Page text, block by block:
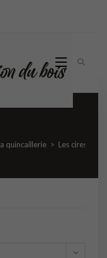
quincaillerie > Les cires